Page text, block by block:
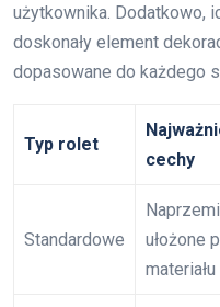
użytkownika. Dodatkowo,
doskonały element
dopasowane do każdego
Typ rolet
cechy
Standardowe
ułożone
materiału